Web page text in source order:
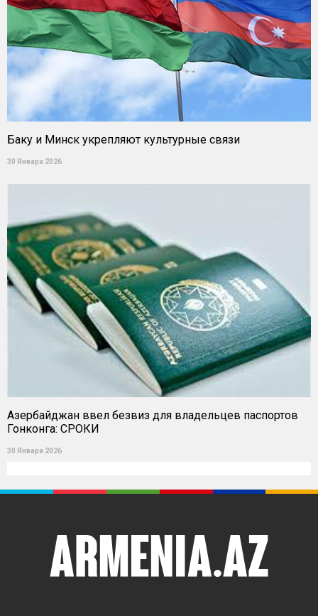
Баку и Минск укрепляют культурные связи
30 Января 2026
Азербайджан ввел безвиз для владельцев паспортов
Гонконга: СРОКИ
30 Января 2026